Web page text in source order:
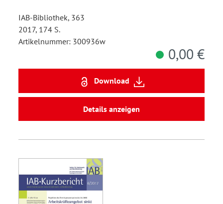
IAB-Bibliothek, 363
2017, 174 S.
Artikelnummer: 300936w
0,00 €
Download
Details anzeigen